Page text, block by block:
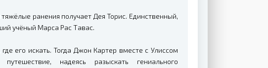
ранения получает Дея Торис. Единственный,
учёный Марса Рас Тавас.
его искать. Тогда Джон Картер вместе с Улиссом
надеясь разыскать гениального